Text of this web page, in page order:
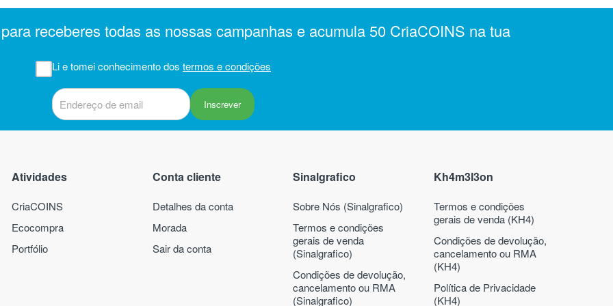
receberes todas as nossas campanhas e acumula 50 CriaCOINS na tua
Li e tomei conhecimento dos termos e condições
Inscrever
Atividades
CriaCOINS
Ecocompra
Portfólio
Conta cliente
Detalhes da conta
Morada
Sair da conta
Sinalgrafico
Sobre Nós (Sinalgrafico)
Termos e condições
gerais de venda
(Sinalgrafico)
Condições de devolução,
cancelamento ou RMA
(Sinalgrafico)
Kh4m3l3on
Termos e condições
gerais de venda (KH4)
Condições de devolução,
cancelamento ou RMA
(KH4)
Política de Privacidade
(KH4)